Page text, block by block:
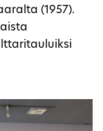
(1957).